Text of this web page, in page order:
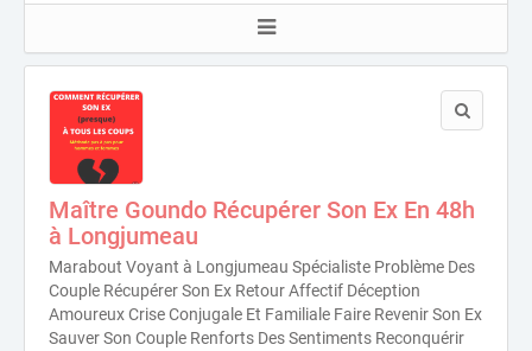
Maître Goundo Récupérer Son Ex En 48h
à Longjumeau
Marabout Voyant à Longjumeau Spécialiste Problème Des
Couple Récupérer Son Ex Retour Affectif Déception
Amoureux Crise Conjugale Et Familiale Faire Revenir Son Ex
Sauver Son Couple Renforts Des Sentiments Reconquérir